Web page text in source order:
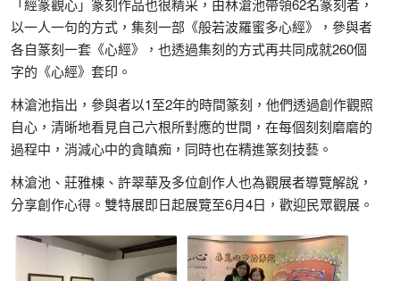
「經篆觀心」篆刻作品也很精采，由林滄池帶領62名篆刻者，
以一人一句的方式，集刻一部《般若波羅蜜多心經》，參與者
各自篆刻一套《心經》，也透過集刻的方式再共同成就260個
字的《心經》套印。
林滄池指出，參與者以1至2年的時間篆刻，他們透過創作觀照
自心，清晰地看見自己六根所對應的世間，在每個刻刻磨磨的
過程中，消減心中的貪瞋痴，同時也在精進篆刻技藝。
林滄池、莊雅棟、許翠華及多位創作人也為觀展者導覽解說，
分享創作心得。雙特展即日起展覽至6月4日，歡迎民眾觀展。